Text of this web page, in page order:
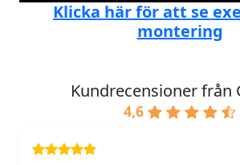
Klicka här för att se
montering
Kundrecensioner från
4,6